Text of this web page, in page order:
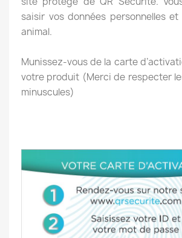
saisir vos données personnelles
animal.
Munissez-vous de la carte
votre produit (Merci de respecter
minuscules)